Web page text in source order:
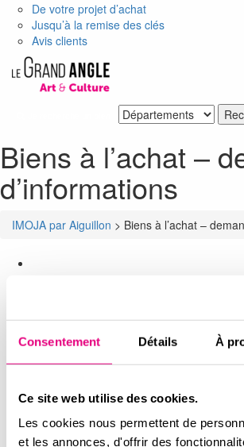
Consentement Détails À
Ce site web utilise des cookies.
Les cookies nous permettent de
et les annonces, d'offrir des
De votre projet d’achat
Jusqu’à la remise des clés
Avis clients
Biens à l’achat –
d’informations
IMOJA par Aiguillon > Biens à l’achat –
Nom*
Prénom